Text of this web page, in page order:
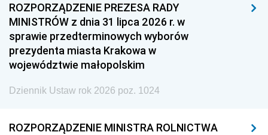
ROZPORZĄDZENIE PREZESA RADY
MINISTRÓW z dnia 31 lipca 2026 r. w
sprawie przedterminowych wyborów
prezydenta miasta Krakowa w
województwie małopolskim
Dziennik Ustaw rok 2026 poz. 1024
ROZPORZĄDZENIE MINISTRA ROLNICTWA